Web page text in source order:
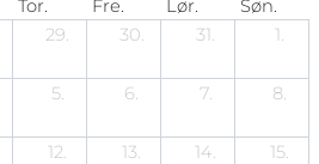
Tor. Fre. Lør.
Søn.
29. 30. 31. 1.
5. 6. 7. 8.
12. 13. 14. 15.